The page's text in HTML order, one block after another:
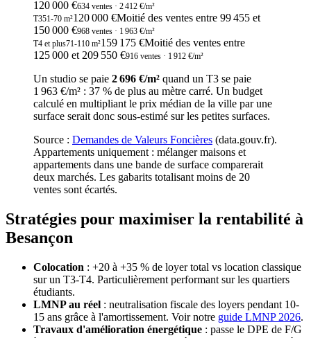
120 000 €634 ventes · 2 412 €/m²
T351-70 m²120 000 €Moitié des ventes entre 99 455 et
150 000 €968 ventes · 1 963 €/m²
T4 et plus71-110 m²159 175 €Moitié des ventes entre
125 000 et 209 550 €916 ventes · 1 912 €/m²
Un studio se paie 2 696 €/m² quand un T3 se paie
1 963 €/m² : 37 % de plus au mètre carré. Un budget
calculé en multipliant le prix médian de la ville par une
surface serait donc sous-estimé sur les petites surfaces.
Source : Demandes de Valeurs Foncières (data.gouv.fr).
Appartements uniquement : mélanger maisons et
appartements dans une bande de surface comparerait
deux marchés. Les gabarits totalisant moins de 20
ventes sont écartés.
Stratégies pour maximiser la rentabilité à
Besançon
Colocation : +20 à +35 % de loyer total vs location classique
sur un T3-T4. Particulièrement performant sur les quartiers
étudiants.
LMNP au réel : neutralisation fiscale des loyers pendant 10-
15 ans grâce à l'amortissement. Voir notre guide LMNP 2026.
Travaux d'amélioration énergétique : passe le DPE de F/G